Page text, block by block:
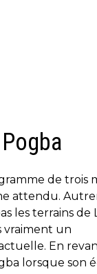
de trois
attendu.
les terrains de
vraiment un
En
lorsque son